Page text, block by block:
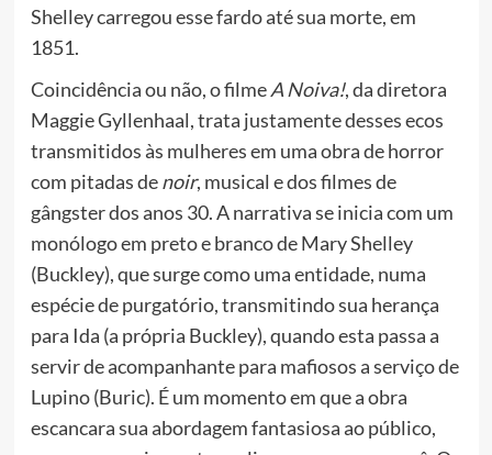
Shelley carregou esse fardo até sua morte, em
1851.
Coincidência ou não, o filmeA Noiva!, da diretora
Maggie Gyllenhaal, trata justamente desses ecos
transmitidos às mulheres em uma obra de horror
com pitadas denoir, musical e dos filmes de
gângster dos anos 30. A narrativa se inicia com um
monólogo em preto e branco de Mary Shelley
(Buckley), que surge como uma entidade, numa
espécie de purgatório, transmitindo sua herança
para Ida (a própria Buckley), quando esta passa a
servir de acompanhante para mafiosos a serviço de
Lupino (Buric). É um momento em que a obra
escancara sua abordagem fantasiosa ao público,